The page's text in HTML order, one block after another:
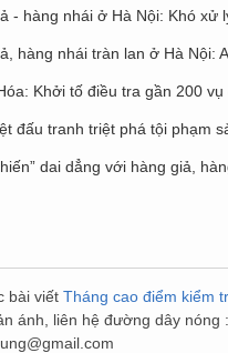
- hàng nhái ở Hà Nội: Khó
hàng nhái tràn lan ở Hà Nội:
Khởi tố điều tra gần 200
đấu tranh triệt phá tội phạm
dai dẳng với hàng giả,
bài viết Tháng cao điểm kiểm
ánh, liên hệ đường dây nóng